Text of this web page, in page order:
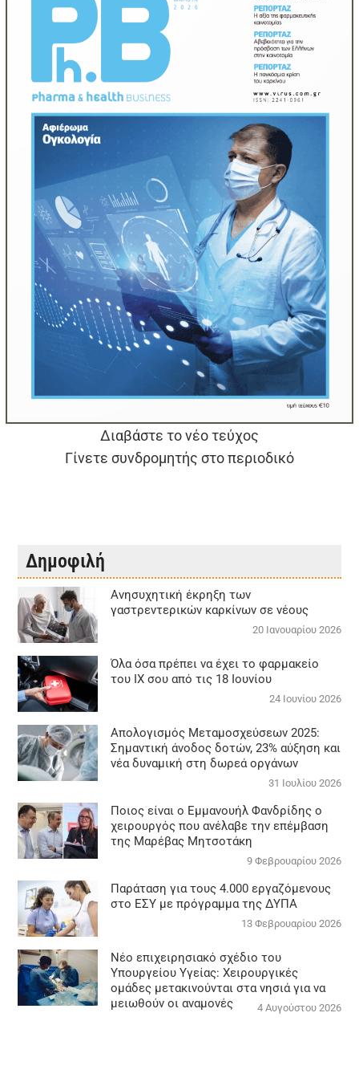
Διαβάστε το νέο τεύχος
Γίνετε συνδρομητής στο περιοδικό
Δημοφιλή
Aνησυχητική έκρηξη των
γαστρεντερικών καρκίνων σε νέους
20 Ιανουαρίου 2026
Όλα όσα πρέπει να έχει το φαρμακείο
του ΙΧ σου από τις 18 Ιουνίου
24 Ιουνίου 2026
Απολογισμός Μεταμοσχεύσεων 2025:
Σημαντική άνοδος δοτών, 23% αύξηση και
νέα δυναμική στη δωρεά οργάνων
31 Ιουλίου 2026
Ποιος είναι ο Εμμανουήλ Φανδρίδης ο
χειρουργός που ανέλαβε την επέμβαση
της Μαρέβας Μητσοτάκη
9 Φεβρουαρίου 2026
Παράταση για τους 4.000 εργαζόμενους
στο ΕΣΥ με πρόγραμμα της ΔΥΠΑ
13 Φεβρουαρίου 2026
Νέο επιχειρησιακό σχέδιο του
Υπουργείου Υγείας: Χειρουργικές
ομάδες μετακινούνται στα νησιά για να
μειωθούν οι αναμονές
4 Αυγούστου 2026